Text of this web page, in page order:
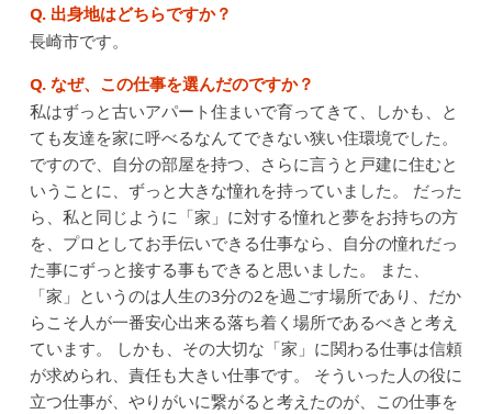
Q. 出身地はどちらですか？
長崎市です。
Q. なぜ、この仕事を選んだのですか？
私はずっと古いアパート住まいで育ってきて、しかも、と
ても友達を家に呼べるなんてできない狭い住環境でした。
ですので、自分の部屋を持つ、さらに言うと戸建に住むと
いうことに、ずっと大きな憧れを持っていました。
だった
ら、私と同じように「家」に対する憧れと夢をお持ちの方
を、プロとしてお手伝いできる仕事なら、自分の憧れだっ
た事にずっと接する事もできると思いました。
また、
「家」というのは人生の3分の2を過ごす場所であり、だか
らこそ人が一番安心出来る落ち着く場所であるべきと考え
ています。
しかも、その大切な「家」に関わる仕事は信頼
が求められ、責任も大きい仕事です。
そういった人の役に
立つ仕事が、やりがいに繋がると考えたのが、この仕事を